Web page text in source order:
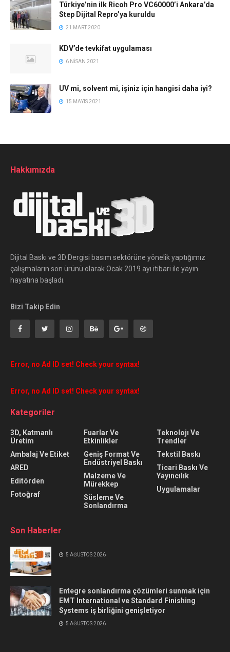
Türkiye’nin ilk Ricoh Pro VC60000’i Ankara’da
Step Dijital Repro’ya kuruldu
21 MART 2020
KDV’de tevkifat uygulaması
6 NISAN 2021
UV mi, solvent mi, işiniz için hangisi daha iyi?
15 MAYIS 2021
Hakkımızda
Dijital Baskı ve 3D Dergisi basım sektörüne yönelik yaptığımız
çalışmaların son ürünü olarak Ocak 2019 ayı itibari ile yayın
hayatına başladı.
Bizi Takip Edin
Error, no Ad ID set! Check your syntax!
Error, no Ad ID set! Check your syntax!
Kategoriler
3D, Katmanlı
Üretim
Ambalaj Ve Etiket
ARED
Editörden
Fotoğraf
Fuarlar Ve
Etkinlikler
Geniş Format Ve
Endüstriyel Baskı
Malzeme Ve
Mürekkep
Süsleme Ve
Sonlandırma
Teknolojı Ve
Trendler
Tekstil Baskı
Ticari Baskı Ve
Yayıncılık
Uygulamalar
Son Haberler
5 AĞUSTOS 2026
Entegre sonlandırma çözümleri sunmak için
EMT International ve Standard Finishing
Systems iş birliğini genişletiyor
5 AĞUSTOS 2026